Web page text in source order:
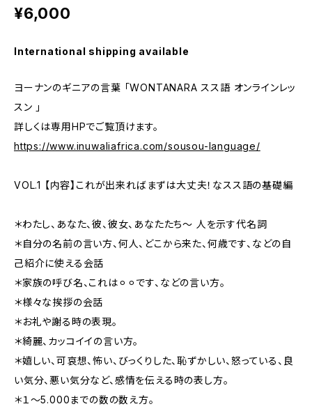
¥6,000
International shipping available
ヨーナンのギニアの言葉 「WONTANARA スス語 オンラインレッ
スン 」
詳しくは専用HPでご覧頂けます。
https://www.inuwaliafrica.com/sousou-language/
VOL.1 【内容】これが出来ればまずは大丈夫！なスス語の基礎編
＊わたし、あなた、彼、彼女、あなたたち〜 人を示す代名詞
＊自分の名前の言い方、何人、どこから来た、何歳です、などの自
己紹介に使える会話
＊家族の呼び名、これは⚪︎⚪︎です、などの言い方。
＊様々な挨拶の会話
＊お礼や謝る時の表現。
＊綺麗、カッコイイの言い方。
＊嬉しい、可哀想、怖い、びっくりした、恥ずかしい、怒っている、良
い気分、悪い気分など、感情を伝える時の表し方。
＊１〜5.000までの数の数え方。